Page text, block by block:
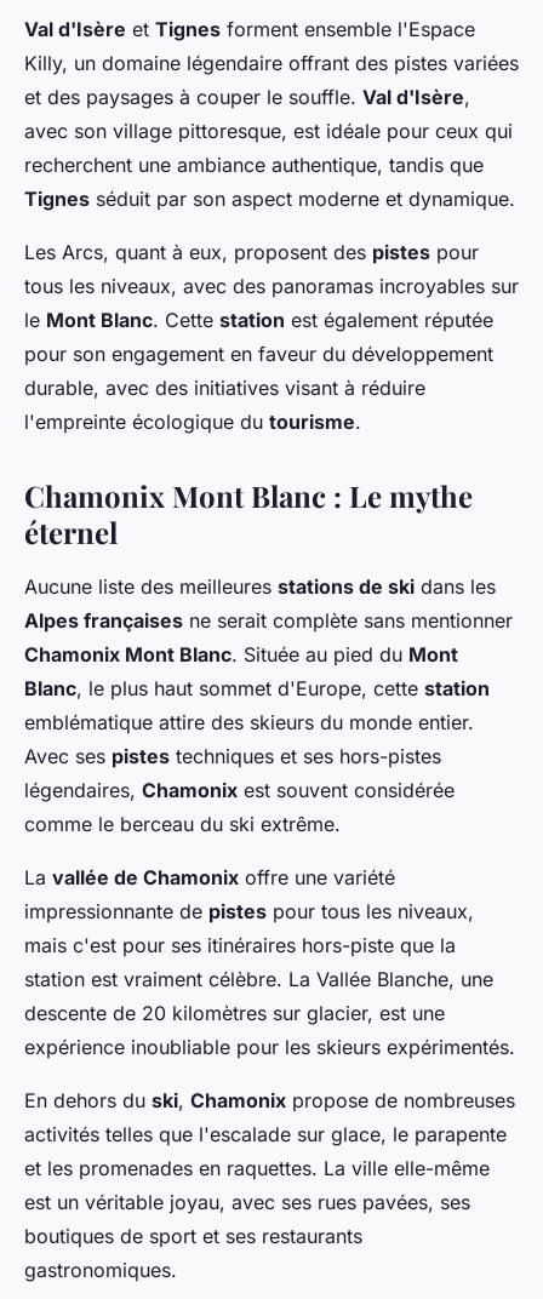
Val d'Isère et Tignes forment ensemble l'Espace
Killy, un domaine légendaire offrant des pistes variées
et des paysages à couper le souffle. Val d'Isère,
avec son village pittoresque, est idéale pour ceux qui
recherchent une ambiance authentique, tandis que
Tignes séduit par son aspect moderne et dynamique.
Les Arcs, quant à eux, proposent des pistes pour
tous les niveaux, avec des panoramas incroyables sur
le Mont Blanc. Cette station est également réputée
pour son engagement en faveur du développement
durable, avec des initiatives visant à réduire
l'empreinte écologique du tourisme.
Chamonix Mont Blanc : Le mythe
éternel
Aucune liste des meilleures stations de ski dans les
Alpes françaises ne serait complète sans mentionner
Chamonix Mont Blanc. Située au pied du Mont
Blanc, le plus haut sommet d'Europe, cette station
emblématique attire des skieurs du monde entier.
Avec ses pistes techniques et ses hors-pistes
légendaires, Chamonix est souvent considérée
comme le berceau du ski extrême.
La vallée de Chamonix offre une variété
impressionnante de pistes pour tous les niveaux,
mais c'est pour ses itinéraires hors-piste que la
station est vraiment célèbre. La Vallée Blanche, une
descente de 20 kilomètres sur glacier, est une
expérience inoubliable pour les skieurs expérimentés.
En dehors du ski, Chamonix propose de nombreuses
activités telles que l'escalade sur glace, le parapente
et les promenades en raquettes. La ville elle-même
est un véritable joyau, avec ses rues pavées, ses
boutiques de sport et ses restaurants
gastronomiques.